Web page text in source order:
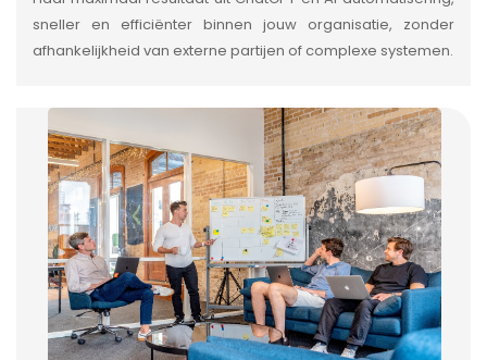
sneller en efficiënter binnen jouw organisatie, zonder
afhankelijkheid van externe partijen of complexe systemen.